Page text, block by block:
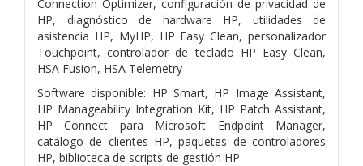
Connection Optimizer, configuración de privacidad de
HP, diagnóstico de hardware HP, utilidades de
asistencia HP, MyHP, HP Easy Clean, personalizador
Touchpoint, controlador de teclado HP Easy Clean,
HSA Fusion, HSA Telemetry
Software disponible: HP Smart, HP Image Assistant,
HP Manageability Integration Kit, HP Patch Assistant,
HP Connect para Microsoft Endpoint Manager,
catálogo de clientes HP, paquetes de controladores
HP, biblioteca de scripts de gestión HP